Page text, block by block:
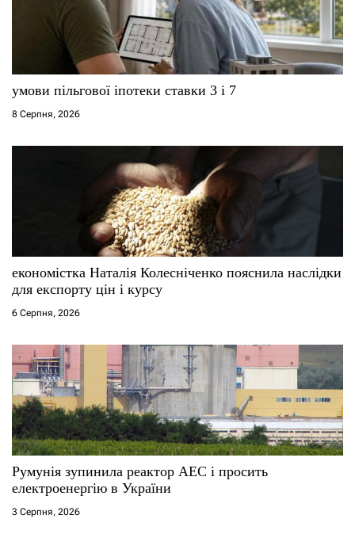
умови пільгової іпотеки ставки 3 і 7
8 Серпня, 2026
економістка Наталія Колесніченко пояснила наслідки
для експорту цін і курсу
6 Серпня, 2026
Румунія зупинила реактор АЕС і просить
електроенергію в України
3 Серпня, 2026